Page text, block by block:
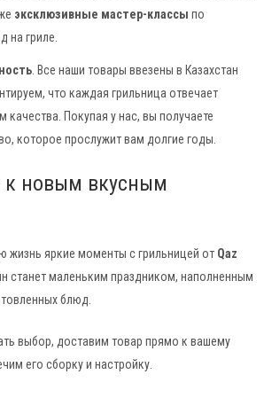
эксклюзивные мастер-классы по
на гриле.
. Все наши товары ввезены в Казахстан
что каждая грильница отвечает
качества. Покупая у нас, вы получаете
которое прослужит вам долгие годы.
к новым вкусным
жизнь яркие моменты с грильницей от Qaz
станет маленьким праздником, наполненным
блюд.
выбор, доставим товар прямо к вашему
его сборку и настройку.